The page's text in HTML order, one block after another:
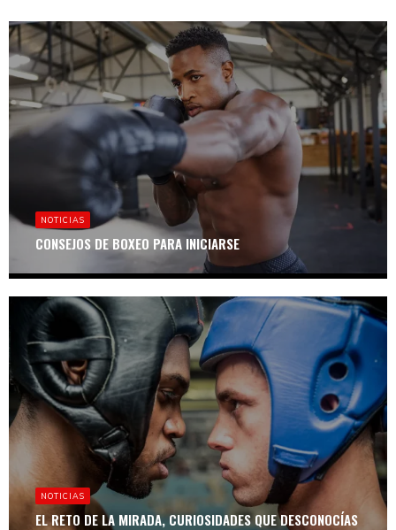
NOTICIAS
EL RETO DE LA MIRADA, CURIOSIDADES QUE DESCONOCÍAS
NOTICIAS
CONSEJOS DE BOXEO PARA INICIARSE